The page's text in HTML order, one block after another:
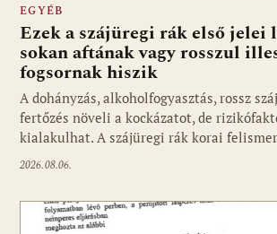
EGYÉB
Ezek a szájüregi rák első jelei
sokan aftának vagy rosszul
fogsornak hiszik
A dohányzás, alkoholfogyasztás, rossz
fertőzés növeli a kockázatot, de
kialakulhat. A szájüregi rák korai
2026.08.06.